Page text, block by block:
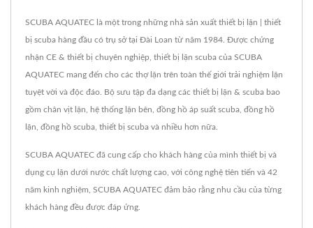
SCUBA AQUATEC là một trong những nhà sản xuất thiết bị lặn | thiết
bị scuba hàng đầu có trụ sở tại Đài Loan từ năm 1984. Được chứng
nhận CE & thiết bị chuyên nghiệp, thiết bị lặn scuba của SCUBA
AQUATEC mang đến cho các thợ lặn trên toàn thế giới trải nghiệm lặn
tuyệt vời và độc đáo. Bộ sưu tập đa dạng các thiết bị lặn & scuba bao
gồm chân vịt lặn, hệ thống lặn bên, đồng hồ áp suất scuba, đồng hồ
lặn, đồng hồ scuba, thiết bị scuba và nhiều hơn nữa.
SCUBA AQUATEC đã cung cấp cho khách hàng của mình thiết bị và
dụng cụ lặn dưới nước chất lượng cao, với công nghệ tiên tiến và 42
năm kinh nghiệm, SCUBA AQUATEC đảm bảo rằng nhu cầu của từng
khách hàng đều được đáp ứng.